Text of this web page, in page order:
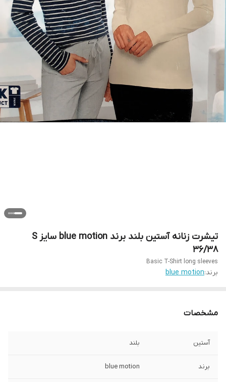
تیشرت زنانه آستین بلند برند blue motion سایز S
36/38
Basic T-Shirt long sleeves
برند:blue motion
مشخصات
آستین بلند
برند blue motion